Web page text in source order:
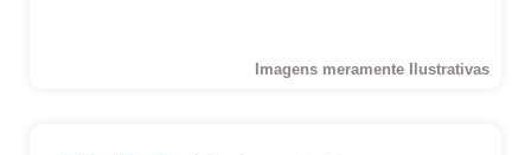
Imagens meramente Ilustrativas